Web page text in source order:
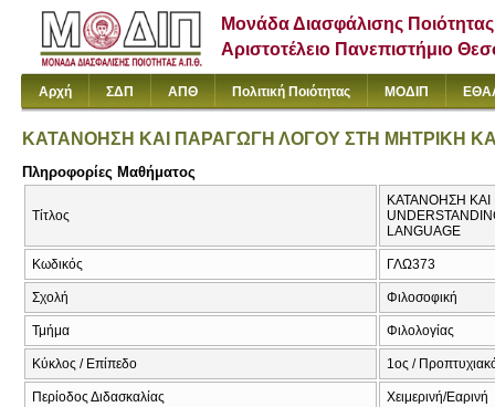
Μονάδα Διασφάλισης Ποιότητας
Αριστοτέλειο Πανεπιστήμιο
Αρχή ΣΔΠ ΑΠΘ Πολιτική Ποιότητας ΜΟΔΙΠ
ΚΑΤΑΝΟΗΣΗ ΚΑΙ ΠΑΡΑΓΩΓΗ ΛΟΓΟΥ ΣΤΗ ΜΗΤΡΙΚΗ
Πληροφορίες Μαθήματος
Τίτλος
ΚΑΤΑΝΟΗΣΗ
LANGUAGE
Κωδικός ΓΛΩ373
Σχολή Φιλοσοφική
Τμήμα Φιλολογίας
Κύκλος / Επίπεδο 1ος /
Περίοδος Διδασκαλίας Χειμερινή/Εαρινή